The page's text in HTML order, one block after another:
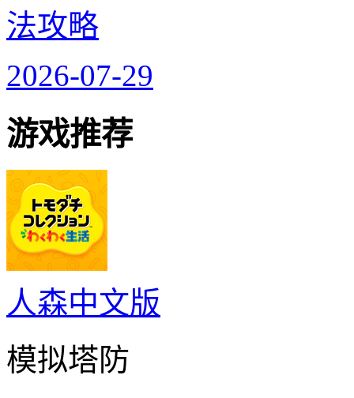
法攻略
2026-07-29
游戏推荐
人森中文版
模拟塔防